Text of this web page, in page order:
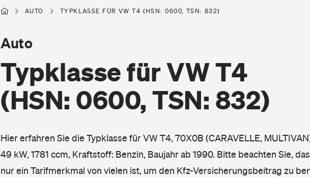
AUTO TYPKLASSE FÜR VW T4 (HSN: 0600, TSN: 832)
Typklasse für VW T4
(HSN: 0600, TSN: 832)
Auto
Hier erfahren Sie die Typklasse für VW T4, 70X0B (CARAVELLE,
49 kW, 1781 ccm, Kraftstoff: Benzin, Baujahr ab 1990. Bitte beachten Sie,
nur ein Tarifmerkmal von vielen ist, um den Kfz-Versicherungsbeitrag zu